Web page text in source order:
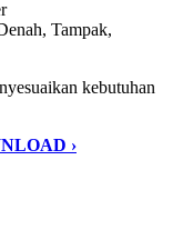
Tampak,
kebutuhan
›